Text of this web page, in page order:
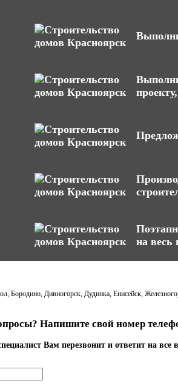
на весь
Бородино, Дивногорск, Дудинка, Енисейск,
Напишите свой номер
Вам перезвонит и ответит на все